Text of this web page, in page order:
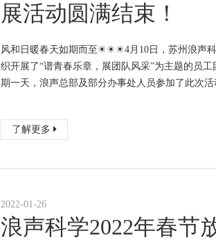
展活动圆满结束！
风和日暖春天如期而至☀☀☀4月10日，苏州浪声
织开展了“谱青春乐章，展团队风采”为主题的员工
期一天，浪声总部及部分办事处人员参加了此次
了解更多
2022-01-26
浪声科学2022年春节